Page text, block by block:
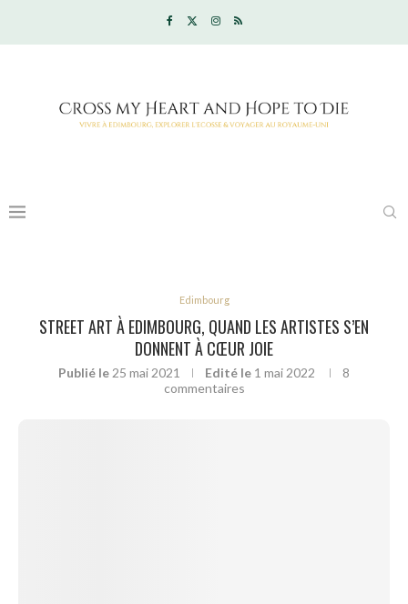
Edimbourg
STREET ART À EDIMBOURG, QUAND LES ARTISTES S’EN
DONNENT À CŒUR JOIE
Publié le25 mai 2021 Edité le 1 mai 2022
8
commentaires